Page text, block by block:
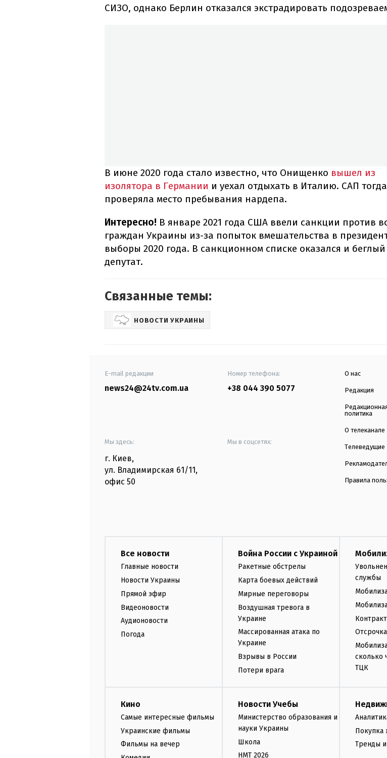
СИЗО, однако Берлин отказался экстрадировать
В июне 2020 года стало известно, что Онищенко вышел из
изолятора в Германии и уехал отдыхать в Италию. САП тогда
проверяла место пребывания нардепа.
Интересно! В январе 2021 года США ввели санкции против
граждан Украины из-за попыток вмешательства в
выборы 2020 года. В санкционном списке оказался и беглый
депутат.
Связанные темы:
НОВОСТИ УКРАИНЫ
E-mail редакции
news24@24tv.com.ua
Номер телефона:
+38 044 390 5077
Мы здесь:
г. Киев,
ул. Владимирская 61/11,
офис 50
Мы в соцсетях:
О нас
Редакция
политика
О телеканале
Телеведущие
Правила
Все новости
Главные новости
Новости Украины
Прямой эфир
Видеоновости
Аудионовости
Погода
Война России с Украиной
Ракетные обстрелы
Карта боевых действий
Мирные переговоры
Воздушная тревога в
Украине
Массированная атака по
Украине
Взрывы в России
Потери врага
службы
сколько
ТЦК
Кино
Самые интересные фильмы
Украинские фильмы
Фильмы на вечер
Новости Учебы
Министерство образования и
науки Украины
Школа
НМТ 2026
Покупка
Тренды